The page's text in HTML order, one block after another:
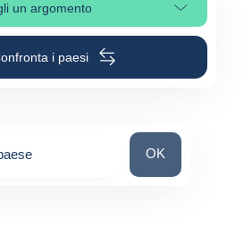
un argomento
Seleziona una sezione
i paesi
Cerca un paese
OK